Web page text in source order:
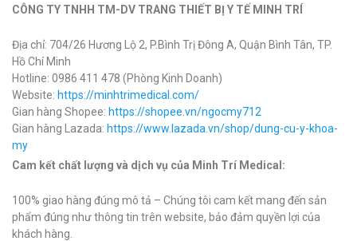
CÔNG TY TNHH TM-DV TRANG THIẾT BỊ Y TẾ MINH TRÍ
Địa chỉ: 704/26 Hương Lộ 2, P.Bình Trị Đông A, Quận Bình Tân, TP.
Hồ Chí Minh
Hotline: 0986 411 478 (Phòng Kinh Doanh)
Website: https://minhtrimedical.com/
Gian hàng Shopee: https://shopee.vn/ngocmy712
Gian hàng Lazada: https://www.lazada.vn/shop/dung-cu-y-khoa-
my
Cam kết chất lượng và dịch vụ của Minh Trí Medical:
100% giao hàng đúng mô tả – Chúng tôi cam kết mang đến sản
phẩm đúng như thông tin trên website, bảo đảm quyền lợi của
khách hàng.